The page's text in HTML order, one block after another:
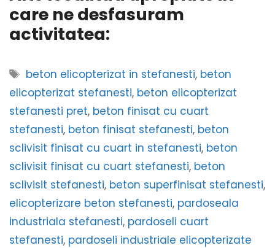
care ne desfasuram
activitatea:
Etichete
beton elicopterizat in stefanesti, beton
elicopterizat stefanesti, beton elicopterizat
stefanesti pret, beton finisat cu cuart
stefanesti, beton finisat stefanesti, beton
sclivisit finisat cu cuart in stefanesti, beton
sclivisit finisat cu cuart stefanesti, beton
sclivisit stefanesti, beton superfinisat stefanesti,
elicopterizare beton stefanesti, pardoseala
industriala stefanesti, pardoseli cuart
stefanesti, pardoseli industriale elicopterizate